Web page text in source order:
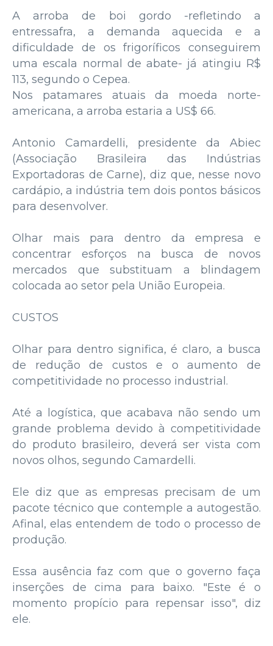
A arroba de boi gordo -refletindo a
entressafra, a demanda aquecida e a
dificuldade de os frigoríficos conseguirem
uma escala normal de abate- já atingiu R$
113, segundo o Cepea.
Nos patamares atuais da moeda norte-
americana, a arroba estaria a US$ 66.
Antonio Camardelli, presidente da Abiec
(Associação Brasileira das Indústrias
Exportadoras de Carne), diz que, nesse novo
cardápio, a indústria tem dois pontos básicos
para desenvolver.
Olhar mais para dentro da empresa e
concentrar esforços na busca de novos
mercados que substituam a blindagem
colocada ao setor pela União Europeia.
CUSTOS
Olhar para dentro significa, é claro, a busca
de redução de custos e o aumento de
competitividade no processo industrial.
Até a logística, que acabava não sendo um
grande problema devido à competitividade
do produto brasileiro, deverá ser vista com
novos olhos, segundo Camardelli.
Ele diz que as empresas precisam de um
pacote técnico que contemple a autogestão.
Afinal, elas entendem de todo o processo de
produção.
Essa ausência faz com que o governo faça
inserções de cima para baixo. "Este é o
momento propício para repensar isso", diz
ele.